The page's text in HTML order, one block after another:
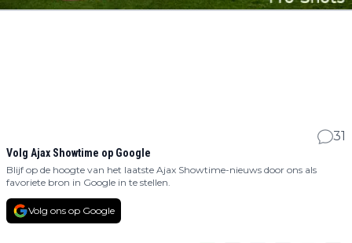
31
Volg Ajax Showtime op Google
Blijf op de hoogte van het laatste Ajax Showtime-nieuws door ons als
favoriete bron in Google in te stellen.
Volg ons op Google